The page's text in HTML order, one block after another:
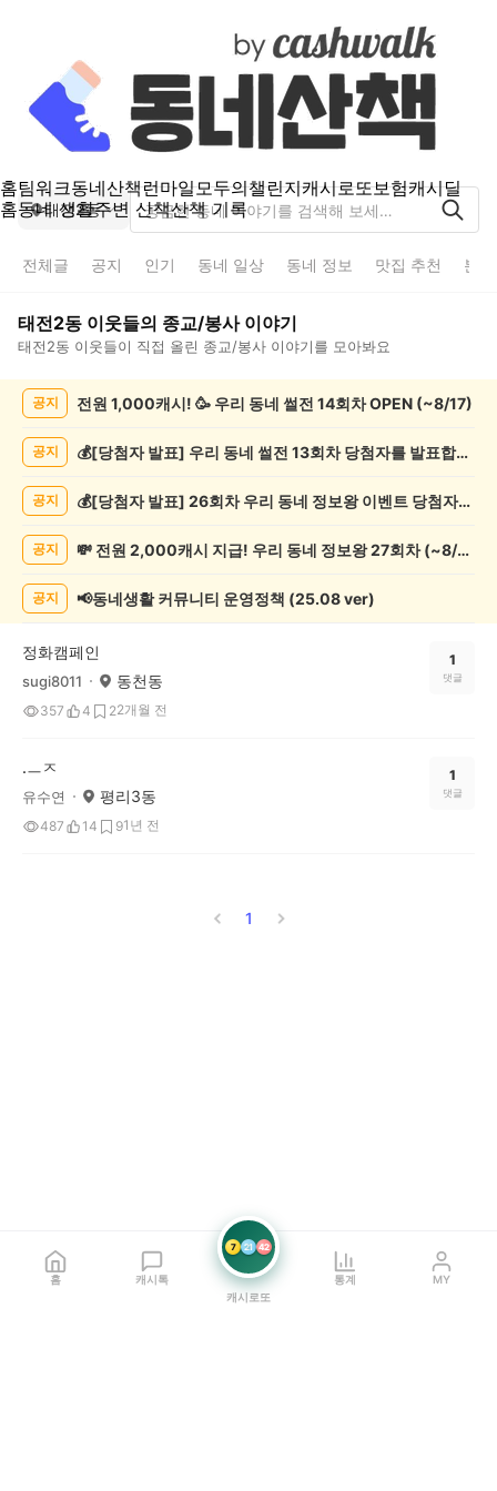
홈팀워크동네산책런마일모두의챌린지캐시로또보험캐시딜
홈동네 생활주변 산책산책 기록
태전2동
전체글 공지 인기 동네 일상 동네 정보 맛집 추천 분
태전2동 이웃들의 종교/봉사이야기
태전2동 이웃들이 직접 올린 종교/봉사 이야기를 모아봐요
교/
목
공지 전원 1,000캐시! 🥳 우리 동네 썰전 14회차 OPEN (~8/17)
공지 💰[당첨자 발표] 우리 동네 썰전 13회차 당첨자를 발표합니다!
공지 💰[당첨자 발표] 26회차 우리 동네 정보왕 이벤트 당첨자를 발표합니다!
공지 💸 전원 2,000캐시 지급! 우리 동네 정보왕 27회차 (~8/10)
공지 📢동네생활 커뮤니티 운영정책 (25.08 ver)
정화캠페인
sugi8011 동천동
357 4 22개월 전
1
댓글
.ㅡㅈ
유수연 평리3동
487 14 91년 전
1
댓글
1
홈 캐시톡
7 21 42
캐시로또
통계 MY